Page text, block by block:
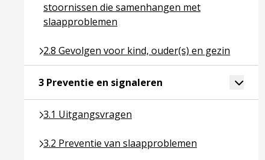
stoornissen die samenhangen met
slaapproblemen
2.8 Gevolgen voor kind, ouder(s) en gezin
Ga naar pagina over 2.8 Gevolgen voor kind,
3 Preventie en signaleren Ga naar pagina over
3.1 Uitgangsvragen
Ga naar pagina over 3.1 Uitgangsvragen
3.2 Preventie van slaapproblemen
Ga naar pagina over 3.2 Preventie van